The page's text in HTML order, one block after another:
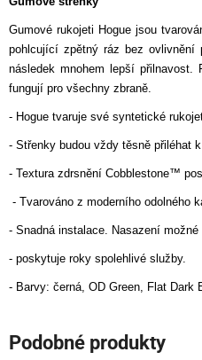
Gumové rukojeti Hogue jsou
pohlcující zpětný ráz bez ovlivnění
následek mnohem lepší
fungují pro všechny zbraně.
- Hogue tvaruje své syntetické
- Střenky budou vždy těsně přiléhat
- Textura zdrsnění Cobblestone™
- Tvarováno z moderního odolného
- Snadná instalace. Nasazení
- poskytuje roky spolehlivé služby.
- Barvy: černá, OD Green, Flat Dark
Podobné produkty